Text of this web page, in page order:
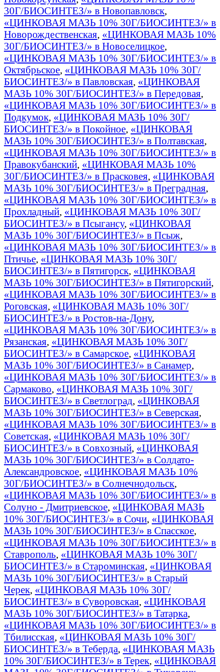
30Г/БИОСИНТЕЗ/» в Новопавловск,
«ЦИНКОВАЯ МАЗЬ 10% 30Г/БИОСИНТЕЗ/» в
Новорождественская, «ЦИНКОВАЯ МАЗЬ 10%
30Г/БИОСИНТЕЗ/» в Новоселицкое,
«ЦИНКОВАЯ МАЗЬ 10% 30Г/БИОСИНТЕЗ/» в
Октябрьское, «ЦИНКОВАЯ МАЗЬ 10% 30Г/
БИОСИНТЕЗ/» в Павловская, «ЦИНКОВАЯ
МАЗЬ 10% 30Г/БИОСИНТЕЗ/» в Передовая,
«ЦИНКОВАЯ МАЗЬ 10% 30Г/БИОСИНТЕЗ/» в
Подкумок, «ЦИНКОВАЯ МАЗЬ 10% 30Г/
БИОСИНТЕЗ/» в Покойное, «ЦИНКОВАЯ
МАЗЬ 10% 30Г/БИОСИНТЕЗ/» в Полтавская,
«ЦИНКОВАЯ МАЗЬ 10% 30Г/БИОСИНТЕЗ/» в
Правокубанский, «ЦИНКОВАЯ МАЗЬ 10%
30Г/БИОСИНТЕЗ/» в Прасковея, «ЦИНКОВАЯ
МАЗЬ 10% 30Г/БИОСИНТЕЗ/» в Преградная,
«ЦИНКОВАЯ МАЗЬ 10% 30Г/БИОСИНТЕЗ/» в
Прохладный, «ЦИНКОВАЯ МАЗЬ 10% 30Г/
БИОСИНТЕЗ/» в Псыгансу, «ЦИНКОВАЯ
МАЗЬ 10% 30Г/БИОСИНТЕЗ/» в Псыж,
«ЦИНКОВАЯ МАЗЬ 10% 30Г/БИОСИНТЕЗ/» в
Птичье, «ЦИНКОВАЯ МАЗЬ 10% 30Г/
БИОСИНТЕЗ/» в Пятигорск, «ЦИНКОВАЯ
МАЗЬ 10% 30Г/БИОСИНТЕЗ/» в Пятигорский,
«ЦИНКОВАЯ МАЗЬ 10% 30Г/БИОСИНТЕЗ/» в
Роговская, «ЦИНКОВАЯ МАЗЬ 10% 30Г/
БИОСИНТЕЗ/» в Ростов-на-Дону,
«ЦИНКОВАЯ МАЗЬ 10% 30Г/БИОСИНТЕЗ/» в
Рязанская, «ЦИНКОВАЯ МАЗЬ 10% 30Г/
БИОСИНТЕЗ/» в Самарское, «ЦИНКОВАЯ
МАЗЬ 10% 30Г/БИОСИНТЕЗ/» в Санамер,
«ЦИНКОВАЯ МАЗЬ 10% 30Г/БИОСИНТЕЗ/» в
Сармаково, «ЦИНКОВАЯ МАЗЬ 10% 30Г/
БИОСИНТЕЗ/» в Светлоград, «ЦИНКОВАЯ
МАЗЬ 10% 30Г/БИОСИНТЕЗ/» в Северская,
«ЦИНКОВАЯ МАЗЬ 10% 30Г/БИОСИНТЕЗ/» в
Советская, «ЦИНКОВАЯ МАЗЬ 10% 30Г/
БИОСИНТЕЗ/» в Совхозный, «ЦИНКОВАЯ
МАЗЬ 10% 30Г/БИОСИНТЕЗ/» в Солдато-
Александровское, «ЦИНКОВАЯ МАЗЬ 10%
30Г/БИОСИНТЕЗ/» в Солнечнодольск,
«ЦИНКОВАЯ МАЗЬ 10% 30Г/БИОСИНТЕЗ/» в
Солуно - Дмитриевское, «ЦИНКОВАЯ МАЗЬ
10% 30Г/БИОСИНТЕЗ/» в Сочи, «ЦИНКОВАЯ
МАЗЬ 10% 30Г/БИОСИНТЕЗ/» в Спасское,
«ЦИНКОВАЯ МАЗЬ 10% 30Г/БИОСИНТЕЗ/» в
Ставрополь, «ЦИНКОВАЯ МАЗЬ 10% 30Г/
БИОСИНТЕЗ/» в Староминская, «ЦИНКОВАЯ
МАЗЬ 10% 30Г/БИОСИНТЕЗ/» в Старый
Черек, «ЦИНКОВАЯ МАЗЬ 10% 30Г/
БИОСИНТЕЗ/» в Суворовская, «ЦИНКОВАЯ
МАЗЬ 10% 30Г/БИОСИНТЕЗ/» в Татарка,
«ЦИНКОВАЯ МАЗЬ 10% 30Г/БИОСИНТЕЗ/» в
Тбилисская, «ЦИНКОВАЯ МАЗЬ 10% 30Г/
БИОСИНТЕЗ/» в Теберда, «ЦИНКОВАЯ МАЗЬ
10% 30Г/БИОСИНТЕЗ/» в Терек, «ЦИНКОВАЯ